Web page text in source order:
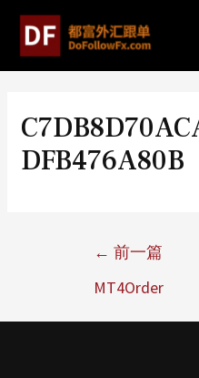
DFB476A80B
← 前一篇
MT4Order